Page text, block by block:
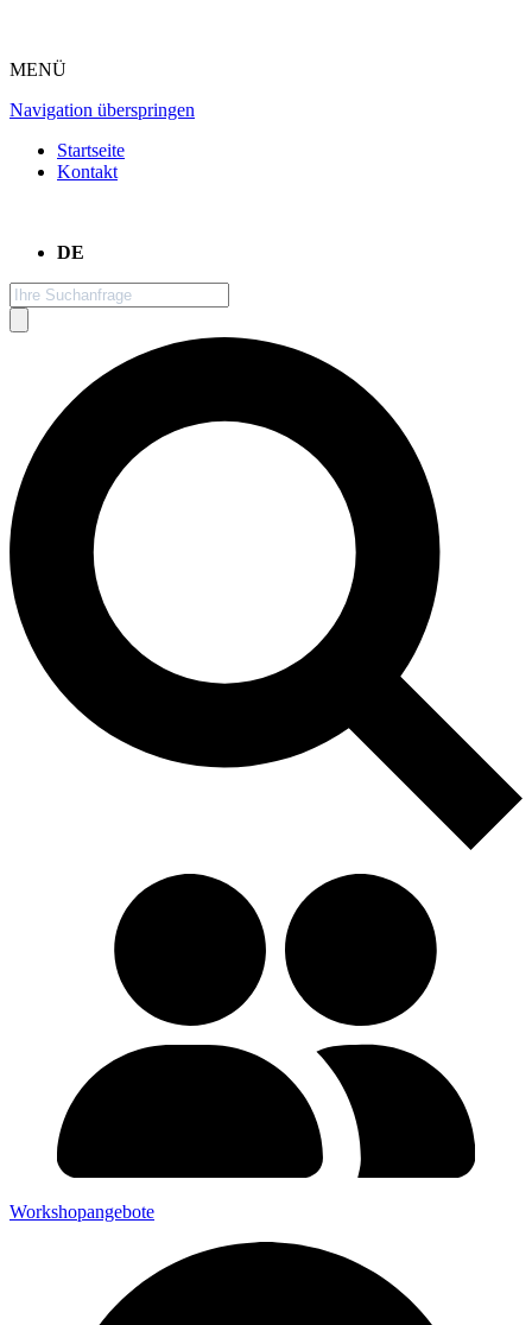
MENÜ
Navigation überspringen
Startseite
Kontakt
DE
Workshopangebote